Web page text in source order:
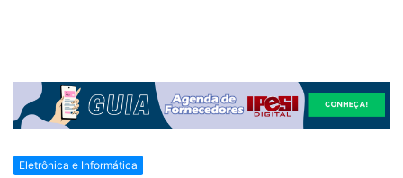
Eletrônica e Informática